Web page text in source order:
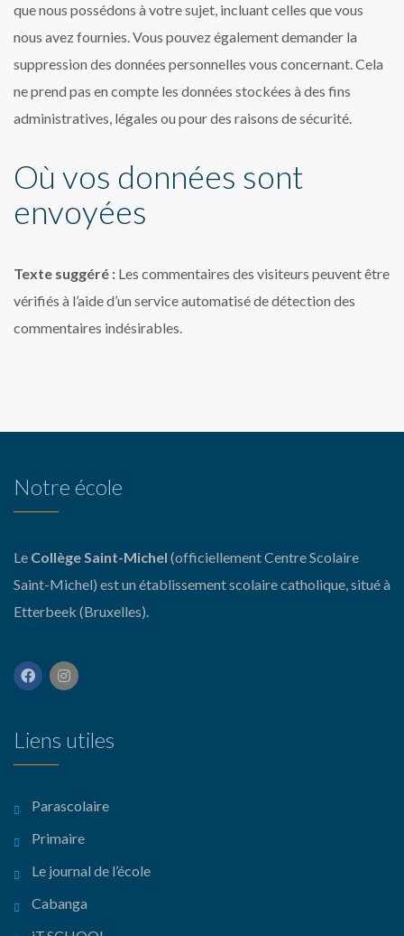
que nous possédons à votre sujet, incluant celles que vous
nous avez fournies. Vous pouvez également demander la
suppression des données personnelles vous concernant. Cela
ne prend pas en compte les données stockées à des fins
administratives, légales ou pour des raisons de sécurité.
Où vos données sont
envoyées
Texte suggéré : Les commentaires des visiteurs peuvent être
vérifiés à l’aide d’un service automatisé de détection des
commentaires indésirables.
Notre école
Le Collège Saint-Michel (officiellement Centre Scolaire
Saint-Michel) est un établissement scolaire catholique, situé à
Etterbeek (Bruxelles).
Liens utiles
Parascolaire
Primaire
Le journal de l’école
Cabanga